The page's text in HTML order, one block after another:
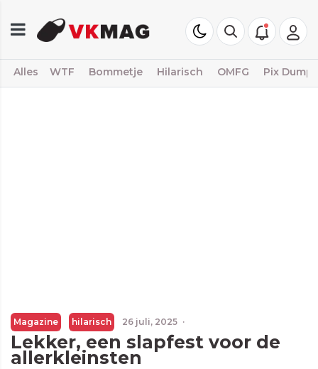
Alles WTF Bommetje Hilarisch OMFG Pix Dump
Magazine hilarisch 26 juli, 2025 ·
Lekker, een slapfest voor de
allerkleinsten